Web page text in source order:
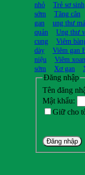
nhỏ
Trẻ sơ sinh
sớm
Tăng cân
gan
ung thư
quản
Ung thư
cung
Viêm
dày
Viêm gan
niệu
Viêm
sớm
Xơ gan
Đăng nhập
Tên đăng
Mật khẩu:
Giữ cho
Đăng nhập